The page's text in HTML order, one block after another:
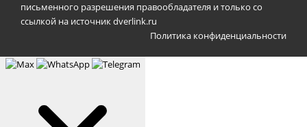
письменного разрешения правообладателя и только со
ссылкой на источник dverlink.ru
Политика конфиденциальности